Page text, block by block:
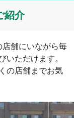
紹介
舗にいながら毎
いただけます。
の店舗までお気